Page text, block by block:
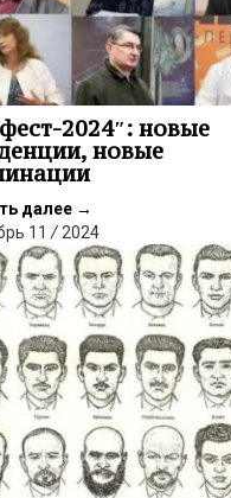
2024″: новые
новые
далее →
11 / 2024